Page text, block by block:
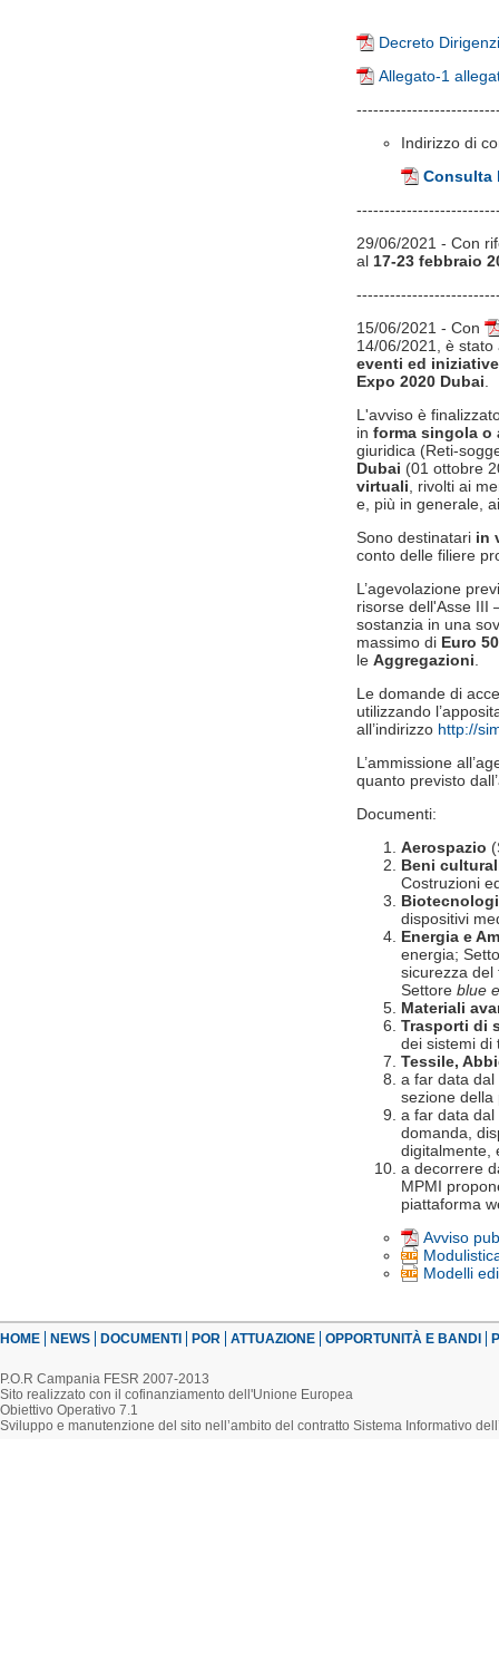
Decreto
Allegato-1
Indirizzo di
Consulta
29/06/2021 - Con
al 17-23 febbraio
15/06/2021 - Con
14/06/2021, è stato
eventi ed
Expo 2020 Dubai
L'avviso è
in forma singola
giuridica (Reti-
Dubai (01 ottobre
virtuali , rivolti ai
e, più in generale,
Sono destinatari in
conto delle filiere
L’agevolazione
risorse dell'Asse III
sostanzia in una
massimo di Euro
le Aggregazioni
Le domande di
utilizzando
all’indirizzo http://
L’ammissione
quanto previsto
Documenti:
Aerospazio
Beni
Costruzioni
dispositivi
Energia e
energia;
sicurezza
Settore blue
Materiali
Trasporti di
dei sistemi di
Tessile,
a far data dal
sezione della
a far data dal
domanda,
digitalmente,
a decorrere
MPMI
piattaforma
Avviso
Modelli
HOME NEWS DOCUMENTI POR ATTUAZIONE OPPORTUNITÀ E BANDI
P.O.R Campania FESR 2007-2013
Sito realizzato con il cofinanziamento dell'Unione Europea
Obiettivo Operativo 7.1
Sviluppo e manutenzione del sito nell’ambito del contratto Sistema Informativo